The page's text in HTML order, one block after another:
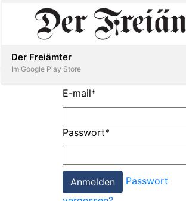
Inserieren Abonnieren
E-mail*
Passwort*
Passwort
Der Freiämter
Im Google Play Store